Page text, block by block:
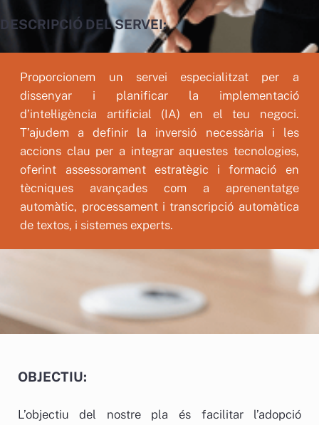
DESCRIPCIÓ DEL SERVEI:
Proporcionem un servei especialitzat per a
dissenyar i planificar la implementació
d’intel·ligència artificial (IA) en el teu negoci.
T’ajudem a definir la inversió necessària i les
accions clau per a integrar aquestes tecnologies,
oferint assessorament estratègic i formació en
tècniques avançades com a aprenentatge
automàtic, processament i transcripció automàtica
de textos, i sistemes experts.
OBJECTIU:
L’objectiu del nostre pla és facilitar l’adopció